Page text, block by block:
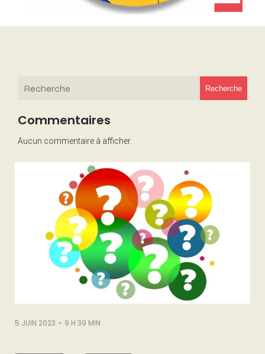
Recherche
Commentaires
Aucun commentaire à afficher.
5 JUIN 2023 - 9 H 39 MIN